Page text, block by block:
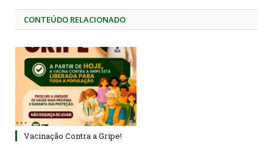
CONTEÚDO RELACIONADO
Vacinação Contra a Gripe!